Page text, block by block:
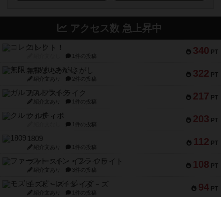
アクセス数 急上昇中
340 PT
コレクト！
1件の投稿
322 PT
無限まちがいさがし
紹介文あり 2件の投稿
217 PT
ガルフストライク
紹介文あり 1件の投稿
203 PT
クルティボ
1件の投稿
112 PT
1809
紹介文あり 1件の投稿
108 PT
ファースト・イン・フライト
紹介文あり 3件の投稿
94 PT
モズビ－ズ・レイダ－ズ
紹介文あり 1件の投稿